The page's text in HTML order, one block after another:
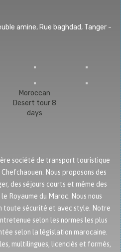
amine, Rue baghdad, Tanger -
Moroccan
Desert tour 8
days
société de transport touristique
Nous proposons des
des séjours courts et même des
Royaume du Maroc. Nous nous
toute sécurité et avec style. Notre
selon les normes les plus
selon la législation marocaine.
multilingues, licenciés et formés,